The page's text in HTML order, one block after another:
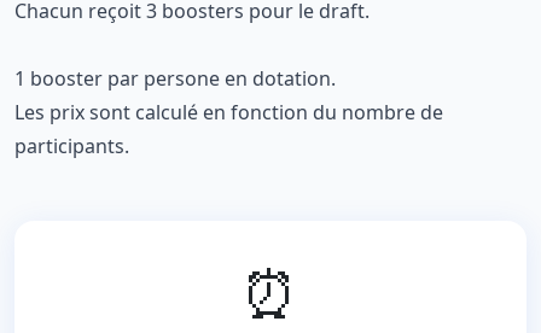
Chacun reçoit 3 boosters pour le draft.
1 booster par persone en dotation.
Les prix sont calculé en fonction du nombre de
participants.
⏰